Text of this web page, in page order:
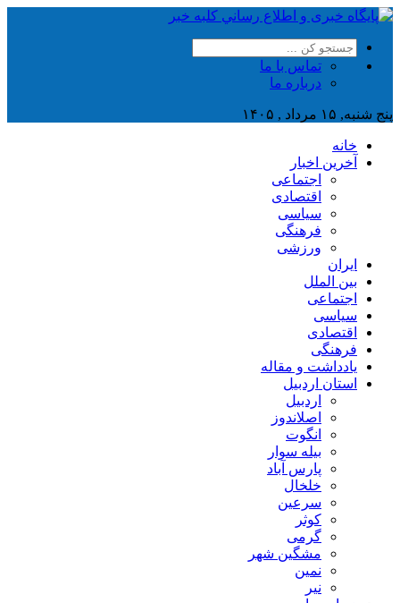
تماس با ما
درباره ما
پنج شنبه, ۱۵ مرداد , ۱۴۰۵
خانه
آخرین اخبار
اجتماعی
اقتصادی
سیاسی
فرهنگی
ورزشی
ایران
بین الملل
اجتماعی
سیاسی
اقتصادی
فرهنگی
یادداشت و مقاله
استان اردبیل
اردبیل
اصلاندوز
انگوت
بیله سوار
پارس آباد
خلخال
سرعین
کوثر
گرمی
مشگین شهر
نمین
نیر